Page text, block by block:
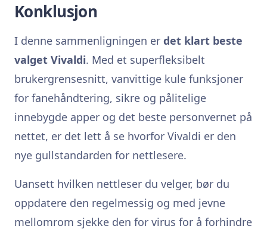
Konklusjon
I denne sammenligningen er det klart beste
valget Vivaldi. Med et superfleksibelt
brukergrensesnitt, vanvittige kule funksjoner
for fanehåndtering, sikre og pålitelige
innebygde apper og det beste personvernet på
nettet, er det lett å se hvorfor Vivaldi er den
nye gullstandarden for nettlesere.
Uansett hvilken nettleser du velger, bør du
oppdatere den regelmessig og med jevne
mellomrom sjekke den for virus for å forhindre